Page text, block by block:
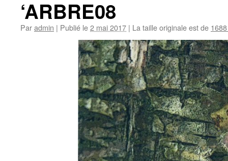
‘ARBRE08
Paradmin | Publié le2 mai 2017 | La taille originale est de